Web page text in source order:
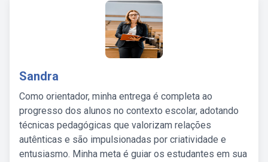
Sandra
Como orientador, minha entrega é completa ao
progresso dos alunos no contexto escolar, adotando
técnicas pedagógicas que valorizam relações
autênticas e são impulsionadas por criatividade e
entusiasmo. Minha meta é guiar os estudantes em sua